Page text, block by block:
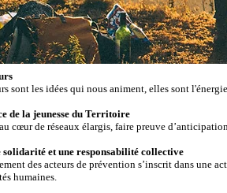
sont les idées qui nous animent, elles sont
de la jeunesse du Territoire
cœur de réseaux élargis, ​faire preuve
solidarité et une responsabilité collective
des acteurs de prévention s’inscrit dans une
humaines.